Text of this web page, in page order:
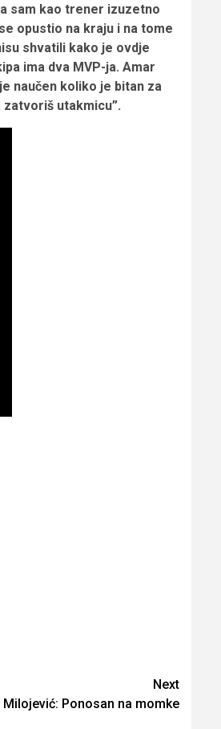
sam kao trener izuzetno
opustio na kraju i na tome
shvatili kako je ovdje
ima dva MVP-ja. Amar
naučen koliko je bitan za
zatvoriš utakmicu”.
Next
Milojević: Ponosan na momke